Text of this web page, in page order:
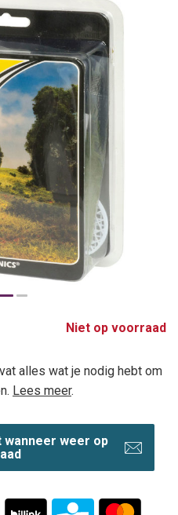
Niet op voorraad
alles wat je nodig hebt om
Lees meer.
wanneer weer op